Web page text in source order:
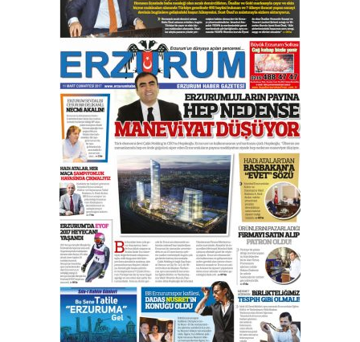
Esat BİNDESEN
Başkan Sekmen’den Erzurum’a
bir vizyon proje daha!
02 Ağustos 2026 Pazar
Kadir SABUNCUOĞLU
Erzurumspor’un köşe taşları
29 Haziran 2026 Pazartesi
Kenan GÜLERCİ
Murat Şahsuvaroğlu ERKON’da
çıtayı yukarı taşırken,
yönetimdekiler aşağı
çekmemeli!
17 Şubat 2026 SalıOrhan BOZKURT